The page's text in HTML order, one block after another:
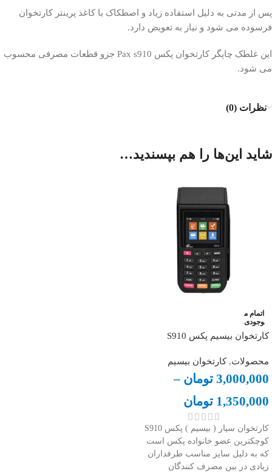
پس از مدتی به دلیل استفاده زیاد و اصطکاک با کاغذ پرینتر کارتخوان
فرسوده می شود و نیاز به تعویض دارد.
این غلطک چاپگر کارتخوان پکس Pax s910 جزو قطعات مصرفی محسوب
می شود.
نظرات (0)
شاید این‌ها را هم بپسندید…
اتمام م
وجودی
کارتخوان بیسیم پکس S910
محصولات, کارتخوان بیسیم
3,000,000 تومان –
1,350,000 تومان
کارتخوان سیار ( بیسیم ) پکس S910
کوچکترین عضو خانواده پکس است
که به دلیل سایز مناسب طرفداران
زیادی در بین مصرف کنندگان